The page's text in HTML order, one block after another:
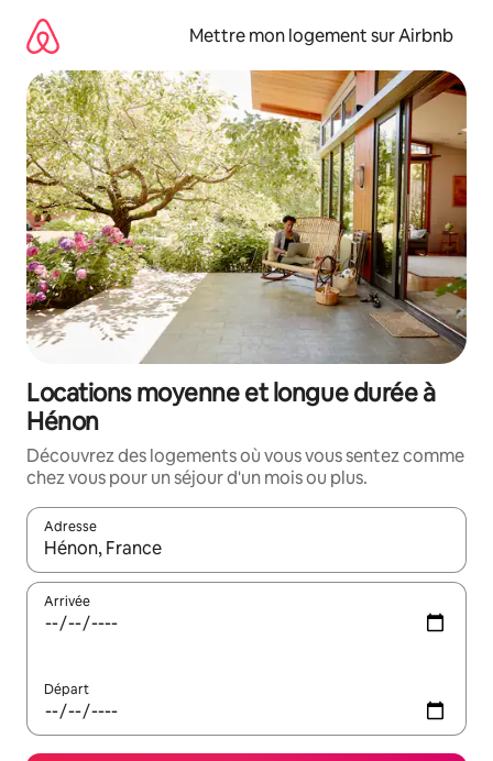
directement
contenu
Mettre mon logement sur Airbnb
Locations moyenne et longue durée à
Hénon
Découvrez des logements où vous vous sentez comme
chez vous pour un séjour d'un mois ou plus.
Adresse
Lorsque les résultats s'affichent, utilisez les flèches vers le
Arrivée
Départ